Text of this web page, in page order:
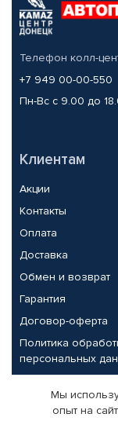
Телефон колл-
+7 949 00-00-550
Пн-Вс с 9.00 до
Клиентам
Акции
Контакты
Оплата
Доставка
Обмен и возврат
Гарантия
Договор-оферта
Политика
персональных
Партнерам
Корпоративным
Мы
опыт на